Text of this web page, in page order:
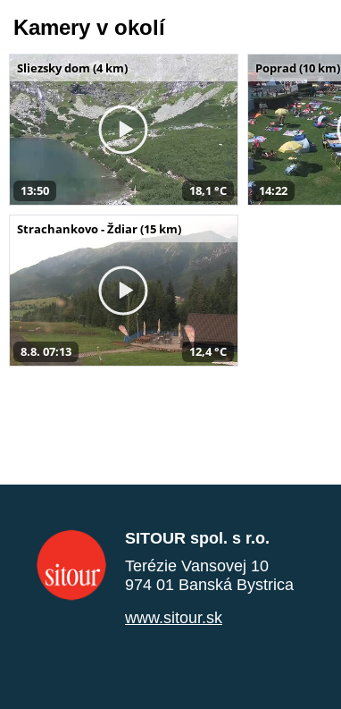
Kamery v okolí
Sliezsky dom (4 km)
13:50 18,1 °C
Poprad (10 km)
14:22
Strachankovo - Ždiar (15 km)
8.8. 07:13 12,4 °C
SITOUR spol. s r.o.
Terézie Vansovej 10
974 01 Banská Bystrica
www.sitour.sk